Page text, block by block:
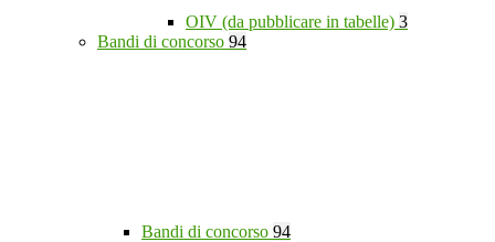
OIV (da pubblicare in tabelle) 3
Bandi di concorso 94
Bandi di concorso 94